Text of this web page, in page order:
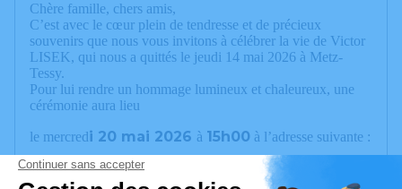
Chère famille, chers amis,
C’est avec le cœur plein de tendresse et de précieux
souvenirs que nous vous invitons à célébrer la vie de Victor
LISEK, qui nous a quittés le jeudi 14 mai 2026 à Metz-
Tessy.
Pour lui rendre un hommage lumineux et chaleureux, une
cérémonie aura lieu
le mercredi 20 mai 2026 à 15h00 à l’adresse suivante :
Cimetière des îles
— 74000 Annecy